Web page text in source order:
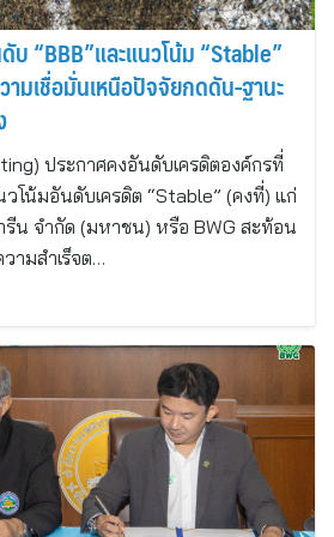
บ “BBB”และแนวโน้ม “Stable”
มเชื่อมั่นเหนือปัจจัยกดดัน-ฐานะ
ประกาศคงอันดับเครดิตองค์กรที่
โน้มอันดับเครดิต “Stable” (คงที่) แก่
รีน จำกัด (มหาชน) หรือ BWG สะท้อน
ามสำเร็จต…